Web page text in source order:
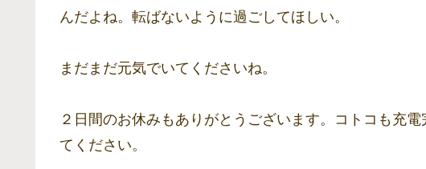
んだよね。転ばないように過ごしてほしい。
まだまだ元気でいてくださいね。
２日間のお休みもありがとうございます。コトコも充
てください。